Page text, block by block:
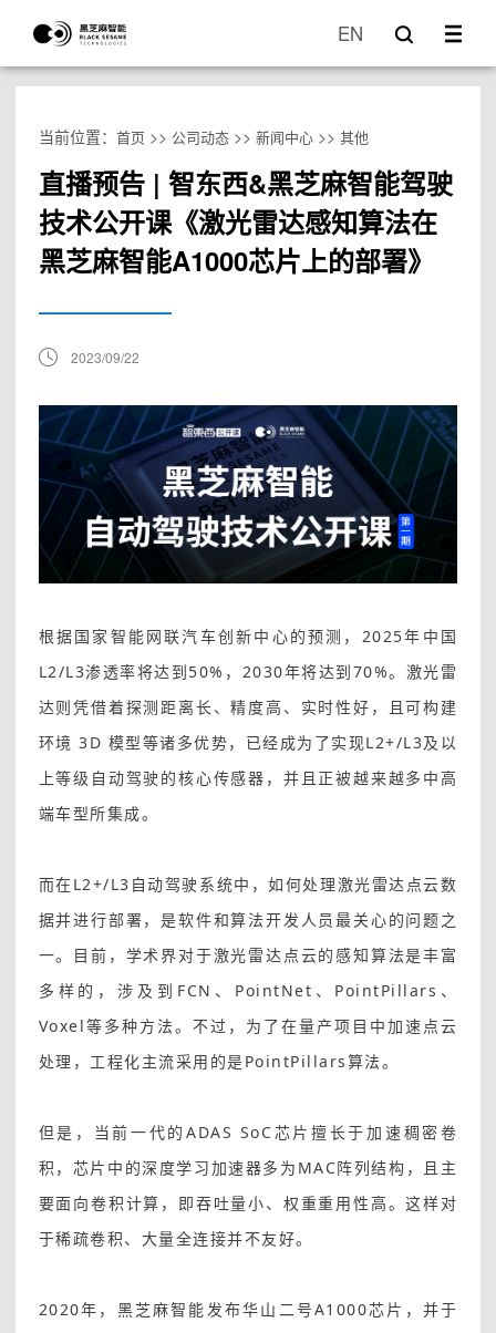
EN
当前位置： 首页 >> 公司动态>> 新闻中心>> 其他
直播预告 | 智东西&黑芝麻智能驾驶
技术公开课《激光雷达感知算法在
黑芝麻智能A1000芯片上的部署》
2023/09/22
根据国家智能网联汽车创新中心的预测，2025年中国
L2/L3渗透率将达到50%，2030年将达到70%。激光雷
达则凭借着探测距离长、精度高、实时性好，且可构建
环境 3D 模型等诸多优势，已经成为了实现L2+/L3及以
上等级自动驾驶的核心传感器，并且正被越来越多中高
端车型所集成。
而在L2+/L3自动驾驶系统中，如何处理激光雷达点云数
据并进行部署，是软件和算法开发人员最关心的问题之
一。目前，学术界对于激光雷达点云的感知算法是丰富
多样的，涉及到FCN、PointNet、PointPillars、
Voxel等多种方法。不过，为了在量产项目中加速点云
处理，工程化主流采用的是PointPillars算法。
但是，当前一代的ADAS SoC芯片擅长于加速稠密卷
积，芯片中的深度学习加速器多为MAC阵列结构，且主
要面向卷积计算，即吞吐量小、权重重用性高。这样对
于稀疏卷积、大量全连接并不友好。
2020年，黑芝麻智能发布华山二号A1000芯片，并于